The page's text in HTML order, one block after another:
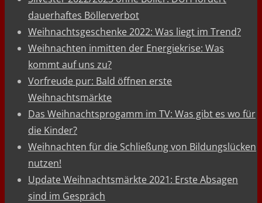
dauerhaftes Böllerverbot
Weihnachtsgeschenke 2022: Was liegt im Trend?
Weihnachten inmitten der Energiekrise: Was
kommt auf uns zu?
Vorfreude pur: Bald öffnen erste
Weihnachtsmärkte
Das Weihnachtsprogamm im TV: Was gibt es wo für
die Kinder?
Weihnachten für die Schließung von Bildungslücken
nutzen!
Update Weihnachtsmärkte 2021: Erste Absagen
sind im Gespräch